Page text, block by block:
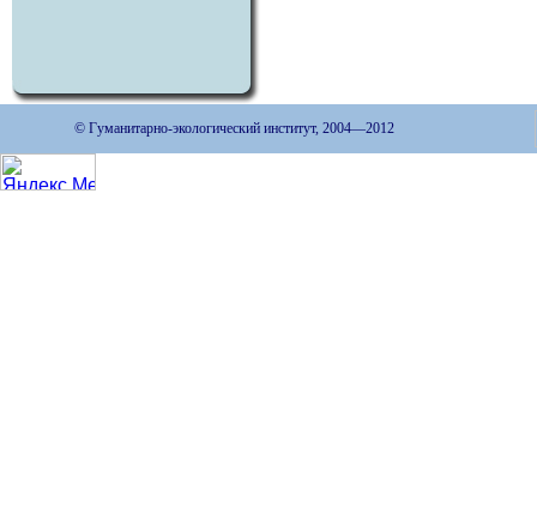
© Гуманитарно-экологический институт, 2004—2012